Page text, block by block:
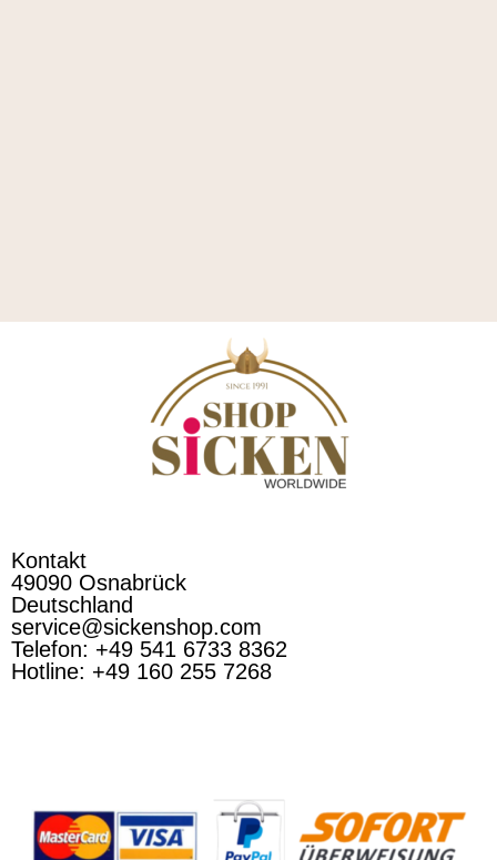
Kontakt
49090 Osnabrück
Deutschland
service@sickenshop.com
Telefon: +49 541 6733 8362
Hotline: +49 160 255 7268